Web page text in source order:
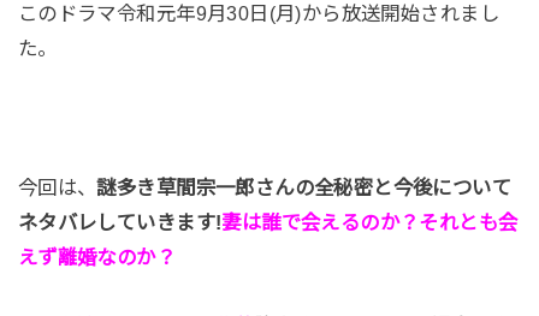
このドラマ令和元年9月30日(月)から放送開始されまし
た。
今回は、謎多き草間宗一郎さんの全秘密と今後について
ネタバレしていきます!妻は誰で会えるのか？それとも会
えず離婚なのか？